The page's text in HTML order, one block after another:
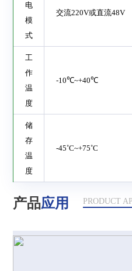
电
模
式
交流220V或直流48V
工
作
温
度
-10℃~+40℃
储
存
温
度
-45˚C~+75˚C
产品应用 PRODUCT